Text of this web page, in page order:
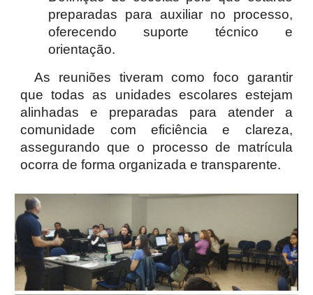
preparadas para auxiliar no processo,
oferecendo suporte técnico e
orientação.
As reuniões tiveram como foco garantir
que todas as unidades escolares estejam
alinhadas e preparadas para atender a
comunidade com eficiência e clareza,
assegurando que o processo de matrícula
ocorra de forma organizada e transparente.